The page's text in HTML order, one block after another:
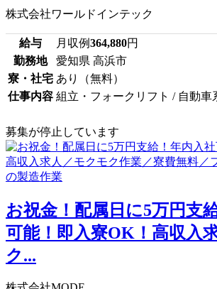
株式会社ワールドインテック
給与 月収例364,880円
勤務地
愛知県 高浜市
寮・社宅 あり（無料）
仕事内容 組立・フォークリフト / 自動車
募集が停止しています
お祝金！配属日に5万円支
可能！即入寮OK！高収入
ク...